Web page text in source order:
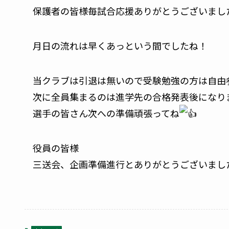
保護者の皆様毎試合応援ありがとうございまし
月日の流れは早くあっという間でしたね！
当クラブは引退は無いので受験勉強の方は自
次に全員集まるのは進学先の合格発表後になり
選手の皆さん次への準備頑張ってね
役員の皆様
三送会、企画準備進行とありがとうございまし